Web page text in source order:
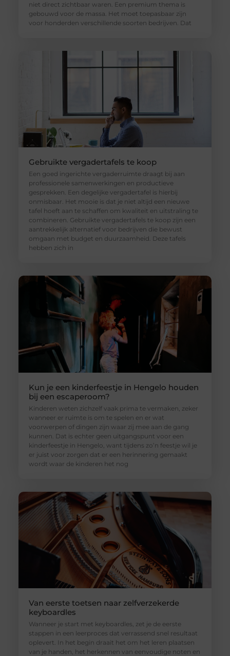
niet direct zichtbaar waren. Een premium thema is
gebouwd voor de massa. Het moet toepasbaar zijn
voor honderden verschillende soorten bedrijven. Dat
Gebruikte vergadertafels te koop
Een goed ingerichte vergaderruimte draagt bij aan
professionele samenwerkingen en productieve
gesprekken. Een degelijke vergadertafel is hierbij
onmisbaar. Het mooie is dat je niet altijd een nieuwe
tafel hoeft aan te schaffen om kwaliteit en uitstraling te
combineren. Gebruikte vergadertafels te koop zijn een
aantrekkelijk alternatief voor bedrijven die bewust
omgaan met budget en duurzaamheid. Deze tafels
hebben zich in
Kun je een kinderfeestje in Hengelo houden
bij een escaperoom?
Kinderen weten zichzelf vaak prima te vermaken, zeker
wanneer er ruimte is om te spelen en er wat
voorwerpen of dingen zijn waar zij mee aan de gang
kunnen. Dat is echter geen uitgangspunt voor een
kinderfeestje in Hengelo, want tijdens zo’n feestje wil je
er juist voor zorgen dat er een herinnering gemaakt
wordt waar de kinderen het nog
Van eerste toetsen naar zelfverzekerde
keyboardles
Wanneer je start met keyboardles, zet je de eerste
stappen in een leerproces dat verrassend snel resultaat
oplevert. In het begin draait het om het leren plaatsen
van je handen, het herkennen van eenvoudige noten en